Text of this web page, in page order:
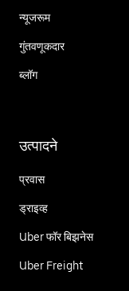
न्यूजरूम
गुंतवणूकदार
ब्लॉग
उत्पादने
प्रवास
ड्राइव्ह
Uber फॉर बिझनेस
Uber Freight